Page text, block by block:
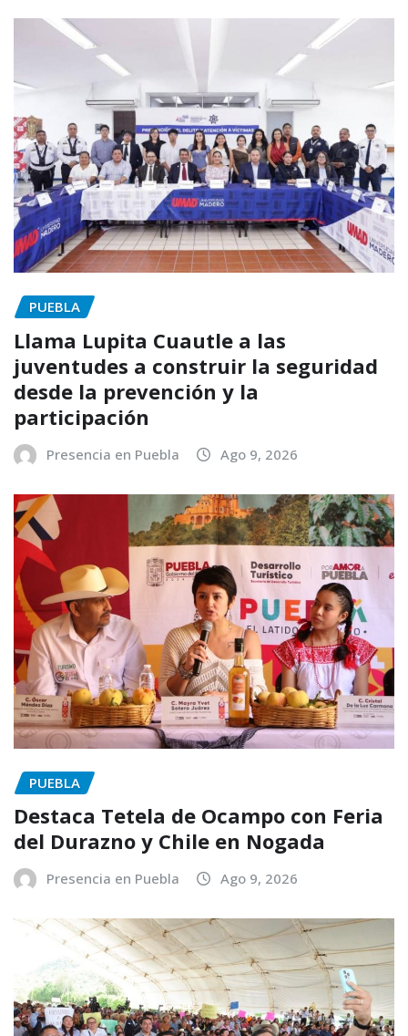
PUEBLA
Llama Lupita Cuautle a las
juventudes a construir la seguridad
desde la prevención y la
participación
Presencia en Puebla Ago 9, 2026
PUEBLA
Destaca Tetela de Ocampo con Feria
del Durazno y Chile en Nogada
Presencia en Puebla Ago 9, 2026